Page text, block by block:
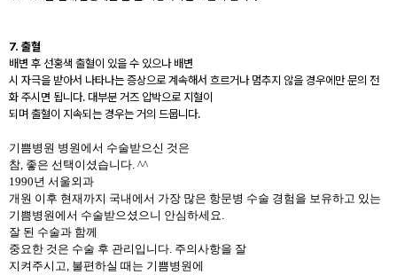
7. 출혈
배변 후 선홍색 출혈이 있을 수 있으나 배변
시 자극을 받아서 나타나는 증상으로 계속해서 흐르거나 멈추지 않을 경우에만 문의 전
화 주시면 됩니다. 대부분 거즈 압박으로 지혈이
되며 출혈이 지속되는 경우는 거의 드뭅니다.
기쁨병원 병원에서 수술받으신 것은
참, 좋은 선택이셨습니다. ^^
1990년 서울외과
개원 이후 현재까지 국내에서 가장 많은 항문병 수술 경험을 보유하고 있는
기쁨병원에서 수술받으셨으니 안심하세요.
잘 된 수술과 함께
중요한 것은 수술 후 관리입니다. 주의사항을 잘
지켜주시고, 불편하실 때는 기쁨병원에